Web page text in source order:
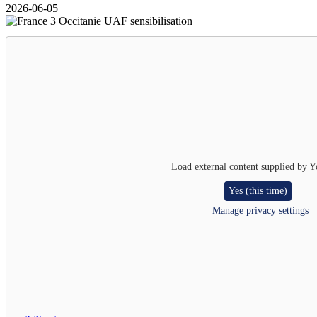
2026-06-05
Image
Load external content supplied by
Yes (this time)
Manage privacy settings